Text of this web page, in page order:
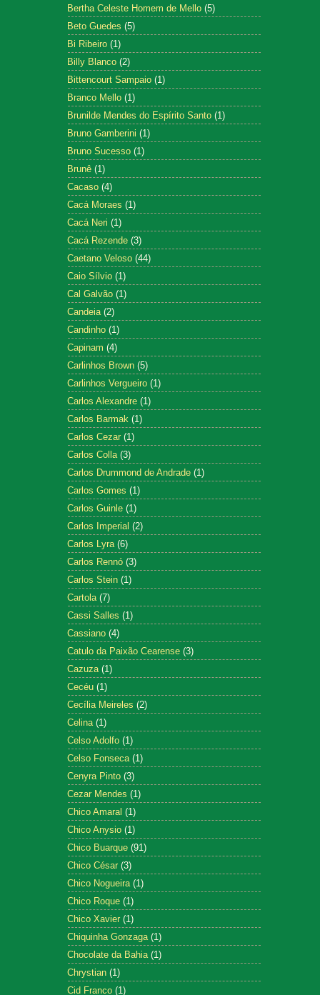
Bertha Celeste Homem de Mello (5)
Beto Guedes (5)
Bi Ribeiro (1)
Billy Blanco (2)
Bittencourt Sampaio (1)
Branco Mello (1)
Brunilde Mendes do Espírito Santo (1)
Bruno Gamberini (1)
Bruno Sucesso (1)
Brunê (1)
Cacaso (4)
Cacá Moraes (1)
Cacá Neri (1)
Cacá Rezende (3)
Caetano Veloso (44)
Caio Sílvio (1)
Cal Galvão (1)
Candeia (2)
Candinho (1)
Capinam (4)
Carlinhos Brown (5)
Carlinhos Vergueiro (1)
Carlos Alexandre (1)
Carlos Barmak (1)
Carlos Cezar (1)
Carlos Colla (3)
Carlos Drummond de Andrade (1)
Carlos Gomes (1)
Carlos Guinle (1)
Carlos Imperial (2)
Carlos Lyra (6)
Carlos Rennó (3)
Carlos Stein (1)
Cartola (7)
Cassi Salles (1)
Cassiano (4)
Catulo da Paixão Cearense (3)
Cazuza (1)
Cecéu (1)
Cecília Meireles (2)
Celina (1)
Celso Adolfo (1)
Celso Fonseca (1)
Cenyra Pinto (3)
Cezar Mendes (1)
Chico Amaral (1)
Chico Anysio (1)
Chico Buarque (91)
Chico César (3)
Chico Nogueira (1)
Chico Roque (1)
Chico Xavier (1)
Chiquinha Gonzaga (1)
Chocolate da Bahia (1)
Chrystian (1)
Cid Franco (1)